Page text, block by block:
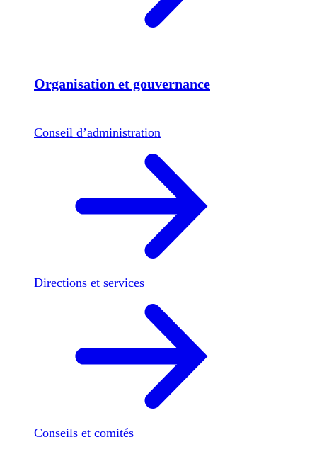
Organisation et gouvernance
Conseil d’administration
Directions et services
Conseils et comités